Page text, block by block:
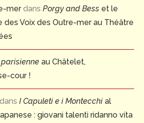
merdans Porgy and Bess et le
des Voix des Outre-mer au Théâtre
parisienne au Châtelet,
cour !
dans I Capuleti e i Montecchi al
: giovani talenti ridanno vita